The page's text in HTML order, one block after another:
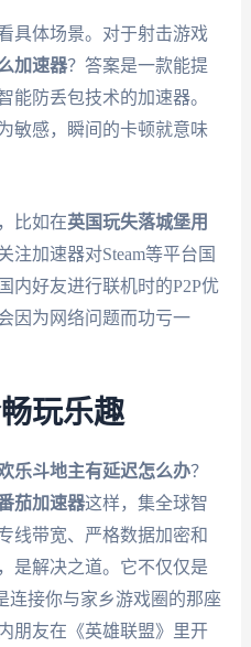
具体场景。对于射击游戏
加速器？答案是一款能提
能防丢包技术的加速器。
敏感，瞬间的卡顿就意味
比如在英国玩失落城堡用
注加速器对Steam等平台国
内好友进行联机时的P2P优
因为网络问题而功亏一
玩乐趣
乐斗地主有延迟怎么办？
茄加速器这样，集全球智
线带宽、严格数据加密和
是解决之道。它不仅仅是
连接你与家乡游戏圈的那座
朋友在《英雄联盟》里开